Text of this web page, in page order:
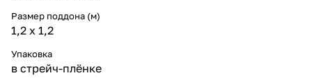
Размер поддона (м)
1,2 x 1,2
Упаковка
в стрейч-плёнке